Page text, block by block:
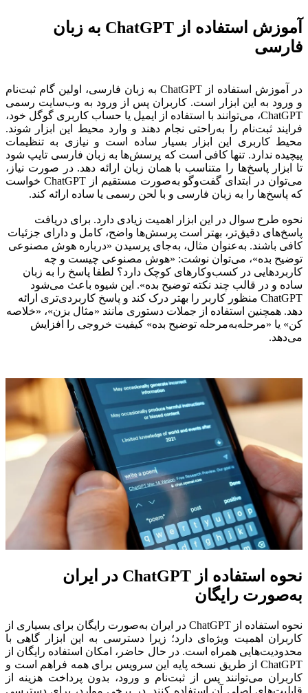
آموزش استفاده از ChatGPT به زبان
فارسی
در آموزش استفاده از ChatGPT به زبان فارسی، اولین گام ثبت‌نام
و ورود به این ابزار است. کاربران پس از ورود به وب‌سایت رسمی
ChatGPT، می‌توانند با استفاده از ایمیل یا حساب‌ کاربری گوگل خود،
فرایند ثبت‌نام را به‌راحتی نجام دهند و وارد محیط این ابزار شوند.
محیط کاربری این ابزار بسیار ساده است و نیازی به تنظیمات
پیچیده ندارد. تنها کافی است که پرسش‌ها به زبان فارسی تایپ شود
تا ابزار پاسخ‌ها را متناسب با همان زبان ارائه دهد. در صورت نیاز،
می‌توان در ابتدای گفت‌وگو به‌صورت مستقیم از ChatGPT خواست
که پاسخ‌ها را به زبان فارسی و با لحن رسمی یا ساده ارائه کند.
نحوه طرح سوال در این ابزار اهمیت زیادی دارد. برای دریافت
پاسخ‌های دقیق‌تر، بهتر است پرسش‌ها واضح، کامل و دارای جزئیات
کافی باشند. به‌عنوان مثال، به‌جای پرسیدن «درباره هوش مصنوعی
توضیح بده»، می‌توان نوشت: «هوش مصنوعی چیست و چه
کاربردهایی در کسب‌وکارهای کوچک دارد؟ لطفا پاسخ را به زبان
ساده و در قالب چند نکته توضیح بده». این شیوه باعث می‌شود
ChatGPT منظور کاربر را بهتر درک کند و پاسخ کاربردی‌تری ارائه
دهد. همچنین استفاده از جملات دستوری مانند «مثال بزن»، «خلاصه
کن» یا «مرحله‌به‌مرحله توضیح بده» کیفیت خروجی را افزایش
می‌دهد.
نحوه استفاده از ChatGPT در ایران
به‌صورت رایگان
نحوه استفاده از ChatGPT در ایران به‌صورت رایگان برای بسیاری از
کاربران اهمیت ویژه‌ای دارد؛ زیرا دسترسی به این ابزار گاهی با
محدودیت‌هایی همراه است. در حال حاضر، امکان استفاده رایگان از
ChatGPT از طریق نسخه پایه این سرویس برای همه فراهم است و
کاربران می‌توانند پس از ثبت‌نام و ورود، بدون پرداخت هزینه از
قابلیت‌های اصلی آن استفاده کنند. در برخی موارد، برای دسترسی